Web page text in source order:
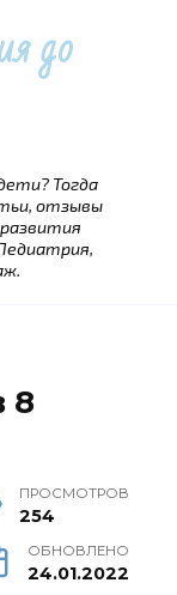
до
Тогда
отзывы
8
ПРОСМОТРОВ
254
ОБНОВЛЕНО
24.01.2022